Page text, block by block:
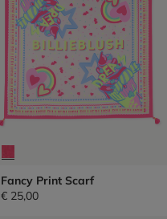
Fancy Print Scarf
€ 25,00